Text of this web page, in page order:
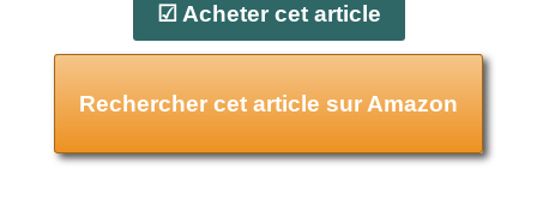
☑ Acheter cet article
Rechercher cet article sur Amazon